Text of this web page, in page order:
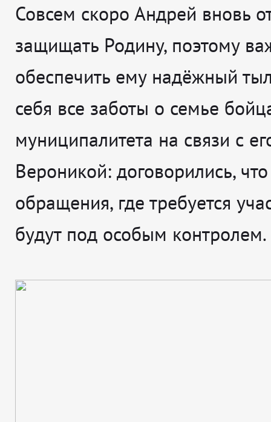
Совсем скоро Андрей вновь
защищать Родину, поэтому
обеспечить ему надёжный
себя все заботы о семье
муниципалитета на связи с
Вероникой: договорились,
обращения, где требуется
будут под особым контролем.